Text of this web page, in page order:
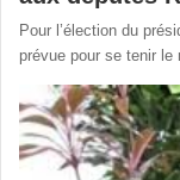
Pour l’élection du
prévue pour se tenir le